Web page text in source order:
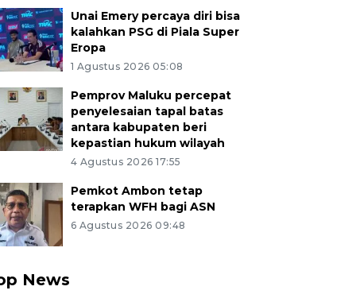
Unai Emery percaya diri bisa
kalahkan PSG di Piala Super
Eropa
1 Agustus 2026 05:08
Pemprov Maluku percepat
penyelesaian tapal batas
antara kabupaten beri
kepastian hukum wilayah
4 Agustus 2026 17:55
Pemkot Ambon tetap
terapkan WFH bagi ASN
6 Agustus 2026 09:48
News